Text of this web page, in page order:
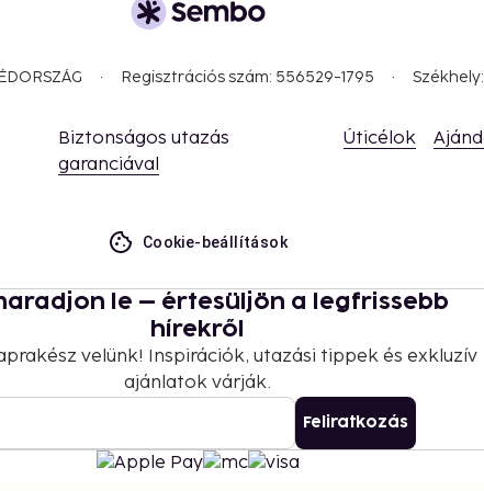
Regisztrációs szám: 556529-1795
Biztonságos utazás
garanciával
Úticélok
Cookie-beállítások
le – értesüljön a legfrissebb
hírekről
velünk! Inspirációk, utazási tippek és exkluzív
ajánlatok várják.
Feliratkozás